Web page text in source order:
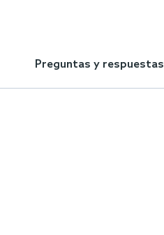
Preguntas y respuestas